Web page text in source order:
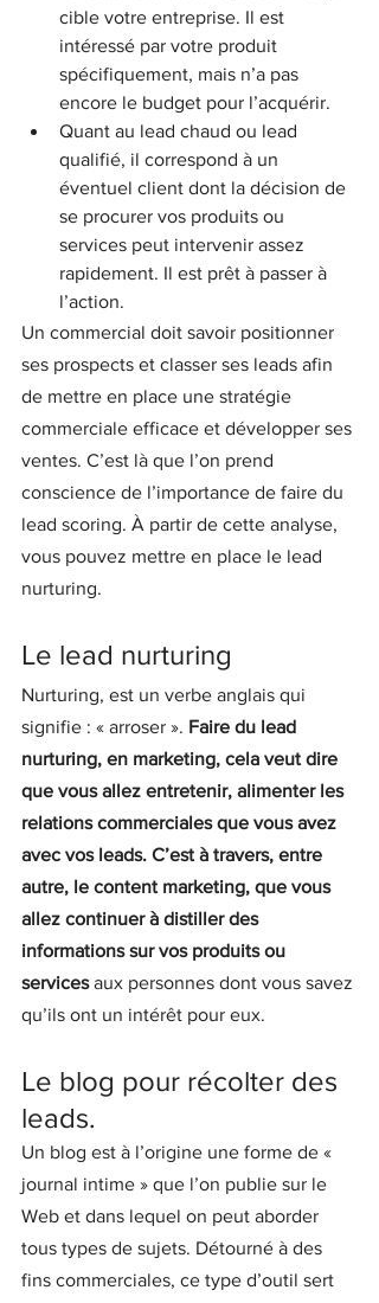
cible votre entreprise. Il est
intéressé par votre produit
spécifiquement, mais n’a pas
encore le budget pour l’acquérir.
Quant au lead chaud ou lead
qualifié, il correspond à un
éventuel client dont la décision de
se procurer vos produits ou
services peut intervenir assez
rapidement. Il est prêt à passer à
l’action.
Un commercial doit savoir positionner
ses prospects et classer ses leads afin
de mettre en place une stratégie
commerciale efficace et développer ses
ventes. C’est là que l’on prend
conscience de l’importance de faire du
lead scoring. À partir de cette analyse,
vous pouvez mettre en place le lead
nurturing.
Le lead nurturing
Nurturing, est un verbe anglais qui
signifie : « arroser ». Faire du lead
nurturing, en marketing, cela veut dire
que vous allez entretenir, alimenter les
relations commerciales que vous avez
avec vos leads. C’est à travers, entre
autre, le content marketing, que vous
allez continuer à distiller des
informations sur vos produits ou
services aux personnes dont vous savez
qu’ils ont un intérêt pour eux.
Le blog pour récolter des
leads.
Un blog est à l’origine une forme de «
journal intime » que l’on publie sur le
Web et dans lequel on peut aborder
tous types de sujets. Détourné à des
fins commerciales, ce type d’outil sert